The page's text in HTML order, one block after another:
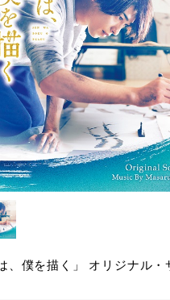
ン音楽商品
その他
イメージ
スポーツ
特集
、僕を描く」 オリジナル・